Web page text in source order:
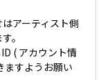
アーティスト側
。
( アカウント情
ますようお願い